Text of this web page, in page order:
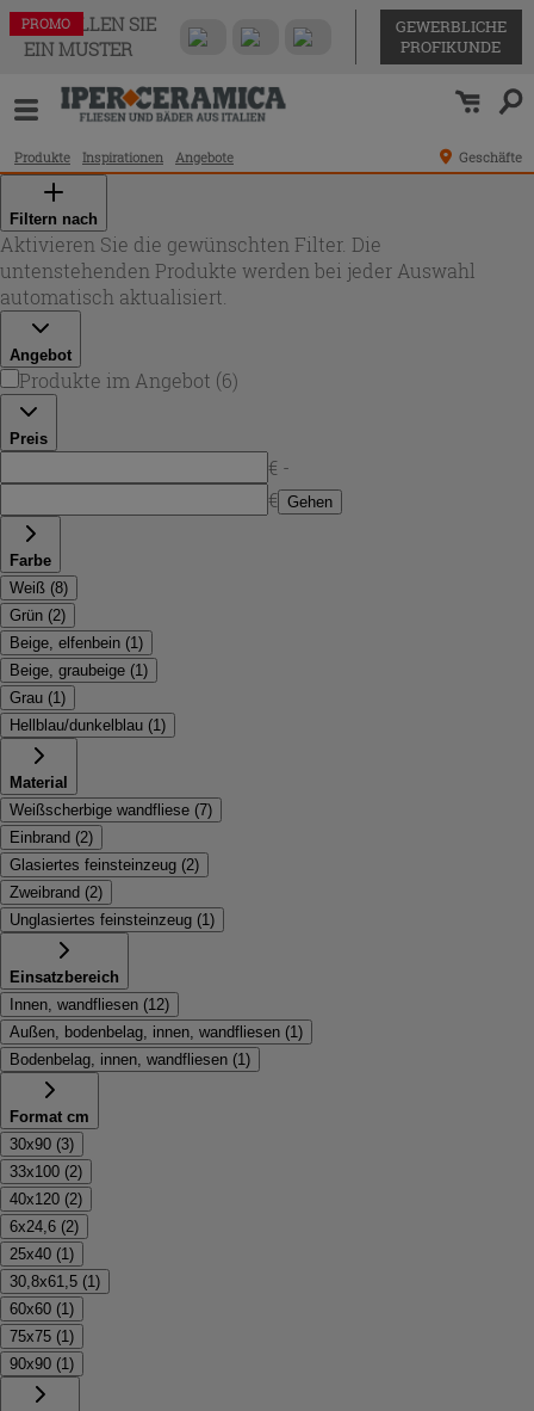
BESTELLEN SIE
EIN MUSTER
GEWERBLICHE
PROFIKUNDE
Produkte Inspirationen Angebote Geschäfte
Filtern nach
Aktivieren Sie die gewünschten Filter. Die
untenstehenden Produkte werden bei jeder Auswahl
automatisch aktualisiert.
Angebot
Produkte im Angebot (6)
Preis
€ -
€ Gehen
Farbe
Weiß (8)
Grün (2)
Beige, elfenbein (1)
Beige, graubeige (1)
Grau (1)
Hellblau/dunkelblau (1)
Material
Weißscherbige wandfliese (7)
Einbrand (2)
Glasiertes feinsteinzeug (2)
Zweibrand (2)
Unglasiertes feinsteinzeug (1)
Einsatzbereich
Innen, wandfliesen (12)
Außen, bodenbelag, innen, wandfliesen (1)
Bodenbelag, innen, wandfliesen (1)
Format cm
30x90 (3)
33x100 (2)
40x120 (2)
6x24,6 (2)
25x40 (1)
30,8x61,5 (1)
60x60 (1)
75x75 (1)
90x90 (1)
PROMO
PROMO
PROMO
PROMO
PROMO
PROMO